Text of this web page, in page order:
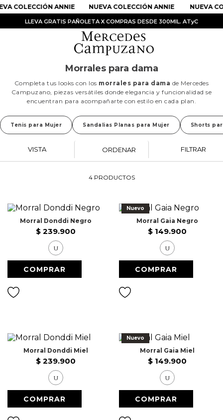
COLECCIÓN ANNIE NUEVA COLECCIÓN ANNIE NUEVA
LLEVA GRATIS PAÑOLETA X COMPRAS DESDE 300MIL. ATyC
Morrales para dama
Completa tus looks con los morrales para dama de Mercedes
Campuzano, piezas versátiles donde elegancia y funcionalidad se
encuentran para acompañarte con estilo en cada plan.
Tenis para Mujer Sandalias Planas para Mujer Shorts
VISTA ORDENAR FILTRAR
4 PRODUCTOS
Morral Donddi Negro
$ 239.900
U
Nuevo
Morral Gaia Negro
$ 149.900
U
Morral Donddi Miel
$ 239.900
U
Nuevo
Morral Gaia Miel
$ 149.900
U
PRODUCTOS MÁS BUSCADOS
1.
Vestidos
2.
Sandalias
Kimonos
6.
Bolso
Faldas
9.
Vestido Largo
10. Chaqueta